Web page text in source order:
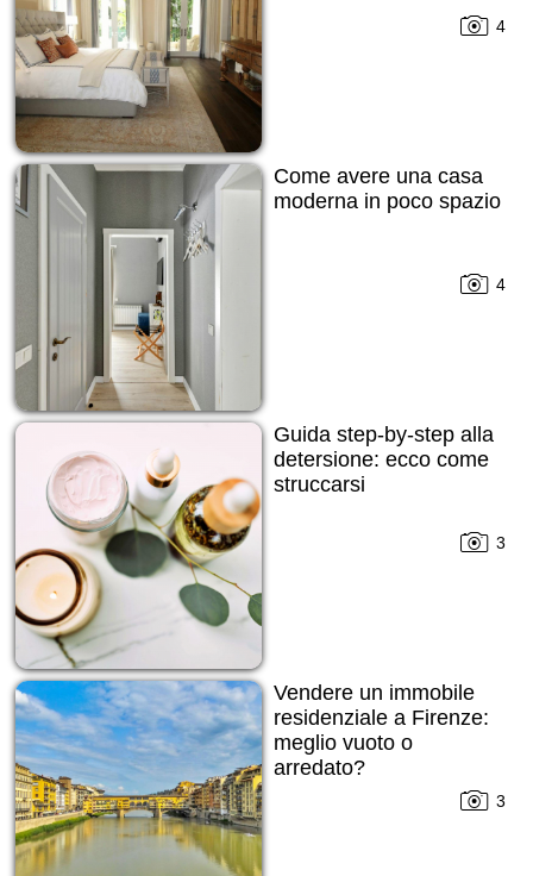
4
Come avere una casa
moderna in poco spazio
4
Guida step-by-step alla
detersione: ecco come
struccarsi
3
Vendere un immobile
residenziale a Firenze:
meglio vuoto o
arredato?
3